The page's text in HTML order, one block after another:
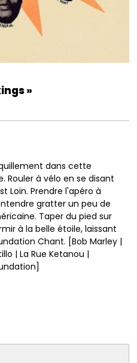
»
dans cette
Rouler à vélo en se disant
Loin. Prendre l'apéro à
gratter un peu de
Taper du pied sur
à la belle étoile, laissant
Chant. [Bob Marley |
| La Rue Ketanou |